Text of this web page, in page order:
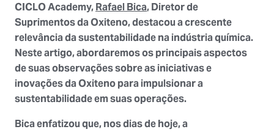
CICLOAcademy,Rafael Bica, Diretor de
Suprimentos da Oxiteno, destacou a crescente
relevância da sustentabilidade na indústria química.
Neste artigo, abordaremos os principais aspectos
de suas observações sobre as iniciativas e
inovações da Oxiteno para impulsionar a
sustentabilidade em suas operações.
Bica enfatizou que, nos dias de hoje, a